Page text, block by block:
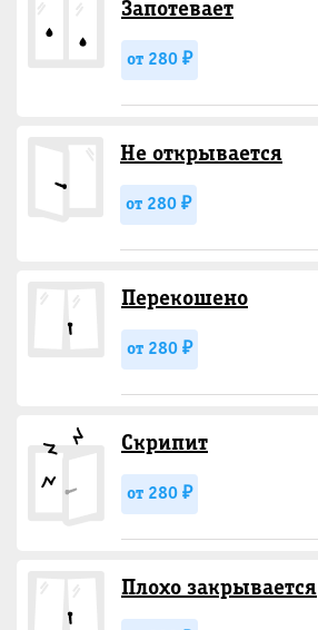
Запотевает
от 280 ₽
Не открывается
от 280 ₽
Перекошено
от 280 ₽
Скрипит
от 280 ₽
Плохо закрывается